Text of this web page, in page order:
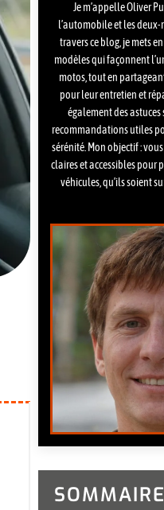
Je m’appelle Oliver
l’automobile et les
travers ce blog, je mets
modèles qui façonnent
motos, tout en
pour leur entretien et
également des astuces
recommandations utiles
sérénité. Mon objectif :
claires et accessibles pour
véhicules, qu’ils soient
SOMMAIRE